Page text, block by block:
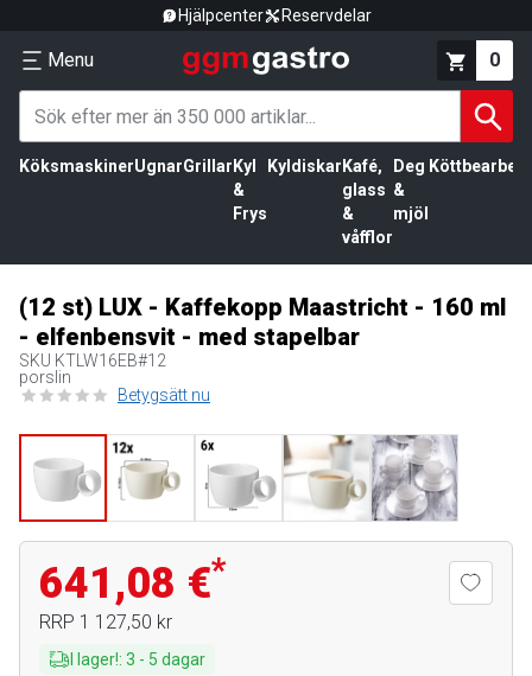
Hjälpcenter Reservdelar
Menu 0
KöksmaskinerUgnarGrillar Kyl
&
Frys
Kyldiskar Kafé,
glass
&
våfflor
Deg
&
mjöl
(12 st) LUX - Kaffekopp Maastricht - 160 ml
- elfenbensvit - med stapelbar
SKU KTLW16EB#12
porslin
Betygsätt nu
641,08 €*
RRP 1 127,50 kr
I lager!: 3 - 5 dagar